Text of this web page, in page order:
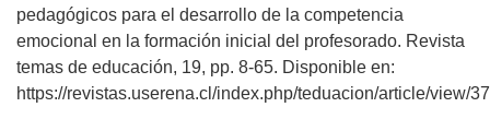
pedagógicos para el desarrollo de la competencia
emocional en la formación inicial del profesorado. Revista
temas de educación, 19, pp. 8-65. Disponible en:
https://revistas.userena.cl/index.php/teduacion/article/view/